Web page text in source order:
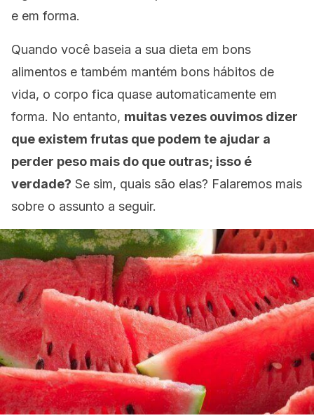
e em forma.
Quando você baseia a sua dieta em bons
alimentos e também mantém bons hábitos de
vida, o corpo fica quase automaticamente em
forma. No entanto, muitas vezes ouvimos dizer
que existem frutas que podem te ajudar a
perder peso mais do que outras; isso é
verdade? Se sim, quais são elas? Falaremos mais
sobre o assunto a seguir.